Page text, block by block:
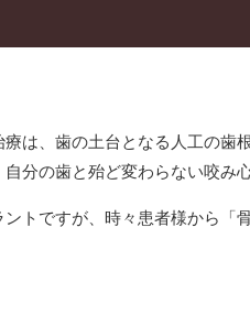
療は、歯の土台となる人工の歯
分の歯と殆ど変わらない咬み
トですが、時々患者様から「